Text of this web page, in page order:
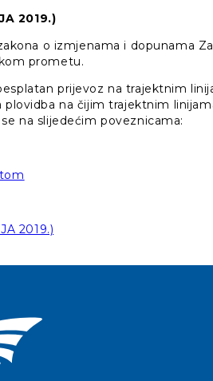
2019.)
o izmjenama i dopunama
prometu.
prijevoz na trajektnim
na čijim trajektnim
na slijedećim poveznicama:
2019.)